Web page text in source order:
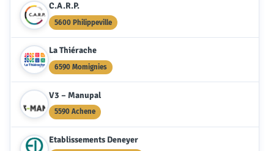
C.A.R.P.
5600 Philippeville
La Thiérache
6590 Momignies
V3 – Manupal
5590 Achene
Etablissements Deneyer